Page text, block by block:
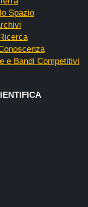
Spazio
e Bandi Competitivi